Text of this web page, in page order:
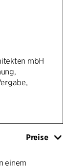
mbH
Preise
einem